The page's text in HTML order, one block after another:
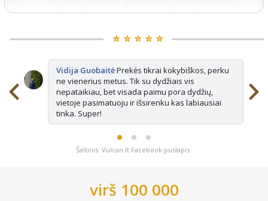
⭐️ ⭐️ ⭐️ ⭐️ ⭐️
Vidija GuobaitėPrekės tikrai kokybiškos, perku
ne vienerius metus. Tik su dydžiais vis
nepataikiau, bet visada paimu pora dydžių,
vietoje pasimatuoju ir išsirenku kas labiausiai
tinka. Super!
Šaltinis: Vulcan.lt Facebook puslapis
virš 100 000